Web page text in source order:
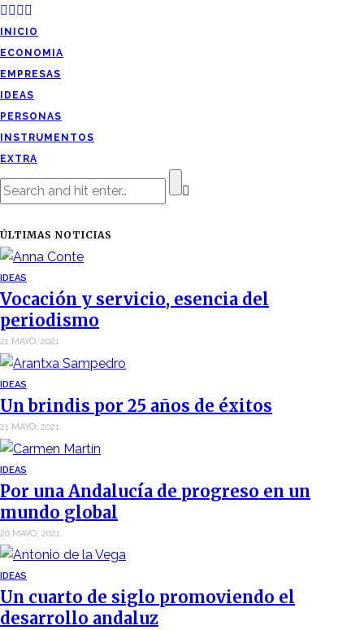
INICIO
ECONOMIA
EMPRESAS
IDEAS
PERSONAS
INSTRUMENTOS
EXTRA
ÚLTIMAS NOTICIAS
IDEAS
Vocación y servicio, esencia del
periodismo
21 MAYO, 2021
IDEAS
Un brindis por 25 años de éxitos
21 MAYO, 2021
IDEAS
Por una Andalucía de progreso en un
mundo global
20 MAYO, 2021
IDEAS
Un cuarto de siglo promoviendo el
desarrollo andaluz